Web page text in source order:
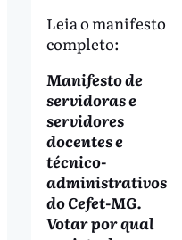
Leia o manifesto
completo:
Manifesto de
servidoras e
servidores
docentes e
técnico-
administrativos
do Cefet-MG.
Votar por qual